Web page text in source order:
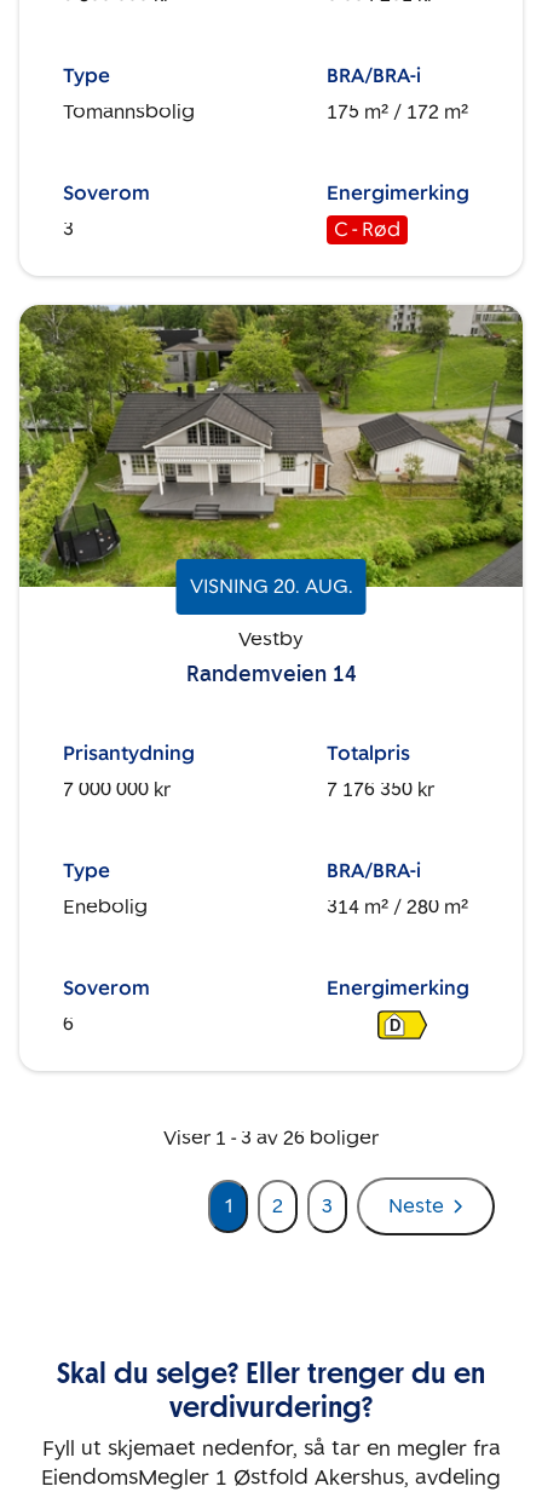
Type
Tomannsbolig
BRA/BRA-i
175 m² / 172 m²
Soverom
3
Energimerking
C - Rød
VISNING 20. AUG.
Vestby
Randemveien 14
Prisantydning
7 000 000 kr
Totalpris
7 176 350 kr
Type
Enebolig
BRA/BRA-i
314 m² / 280 m²
Soverom
6
Energimerking
D
Viser 1 - 3 av 26 boliger
1 2 3 Neste
Skal du selge? Eller trenger du en
verdivurdering?
Fyll ut skjemaet nedenfor, så tar en megler fra
EiendomsMegler 1 Østfold Akershus, avdeling